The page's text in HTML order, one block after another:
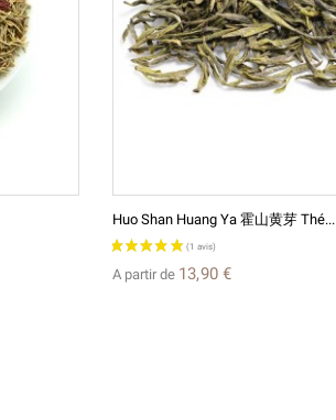
Huo Shan Huang Ya 霍山黄芽 Thé...
A partir de 13,90 €